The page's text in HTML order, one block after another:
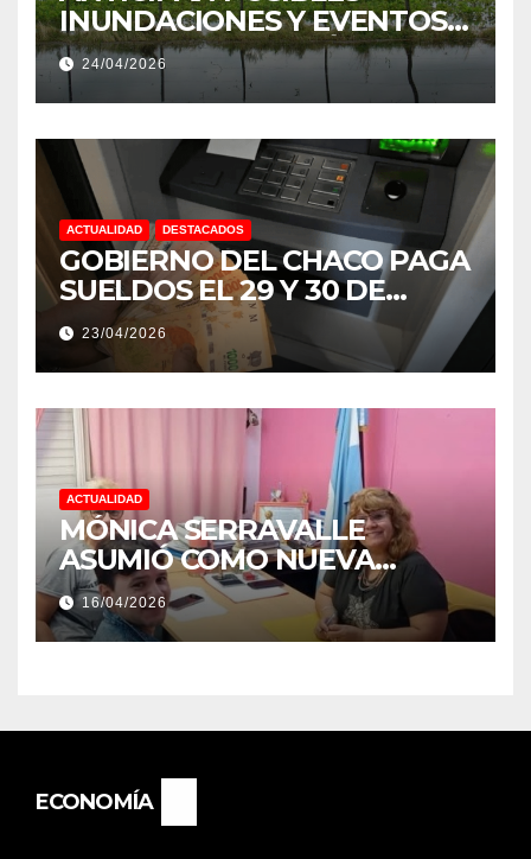
INUNDACIONES Y EVENTOS
EXTREMOS: “PODRÍA SER UN
NIÑO MUY IMPORTANTE”
24/04/2026
ACTUALIDAD DESTACADOS
GOBIERNO DEL CHACO PAGA
SUELDOS EL 29 Y 30 DE
ABRIL, CON EL 2% DE
AUMENTO
23/04/2026
ACTUALIDAD
MÓNICA SERRAVALLE
ASUMIÓ COMO NUEVA
DIRECTORA DEL E.E.S. N° 82
«RENÉ FAVALORO» DE
BASAIL.
16/04/2026
ECONOMÍA